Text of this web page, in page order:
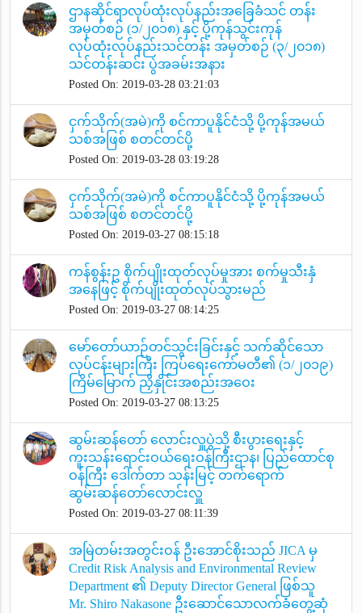
ဌာနဆိုင်ရာလုပ်ထုံးလုပ်နည်းအခြေခံသင် တန်း
အမှတ်စဉ် (၁/၂၀၁၈) နှင့် ပို့ကုန်သွင်းကုန်
လုပ်ထုံးလုပ်နည်းသင်တန်း အမှတ်စဉ် (၃/၂၀၁၈)
သင်တန်းဆင်း ပွဲအခမ်းအနား
Posted On: 2019-03-28 03:21:03
ငှက်သိုက်(အမဲ)ကို စင်ကာပူနိုင်ငံသို့ ပို့ကုန်အမယ်
သစ်အဖြစ် စတင်တင်ပို့
Posted On: 2019-03-28 03:19:28
ငှက်သိုက်(အမဲ)ကို စင်ကာပူနိုင်ငံသို့ ပို့ကုန်အမယ်
သစ်အဖြစ် စတင်တင်ပို့
Posted On: 2019-03-27 08:15:18
ကန်စွန်းဥ စိုက်ပျိုးထုတ်လုပ်မှုအား စက်မှုသီးနှံ
အနေဖြင့် စိုက်ပျိုးထုတ်လုပ်သွားမည်
Posted On: 2019-03-27 08:14:25
မော်တော်ယာဉ်တင်သွင်းခြင်းနှင့် သက်ဆိုင်သော
လုပ်ငန်းများကြီး ကြပ်ရေးကော်မတီ၏ (၁/၂၀၁၉)
ကြိမ်မြောက် ညှိနှိုင်းအစည်းအဝေး
Posted On: 2019-03-27 08:13:25
ဆွမ်းဆန်တော် လောင်းလှူပွဲသို့ စီးပွားရေးနှင့်
ကူးသန်းရောင်းဝယ်ရေးဝန်ကြီးဌာန၊ ပြည်ထောင်စု
ဝန်ကြီး ဒေါက်တာ သန်းမြင့် တက်ရောက်
ဆွမ်းဆန်တော်လောင်းလှူ
Posted On: 2019-03-27 08:11:39
အမြဲတမ်းအတွင်းဝန် ဦးအောင်စိုးသည် JICA မှ
Credit Risk Analysis and Environmental Review
Department ၏ Deputy Director General ဖြစ်သူ
Mr. Shiro Nakasone ဦးဆောင်သောလက်ခံတွေ့ဆုံ